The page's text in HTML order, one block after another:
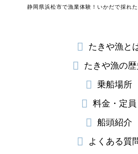
静岡県浜松市で漁業体験！いかだで採れた
 たきや漁と
 たきや漁の歴
 乗船場所
 料金・定員
 船頭紹介
 よくある質